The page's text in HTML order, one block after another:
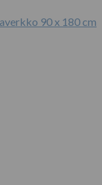
90 x 180 cm